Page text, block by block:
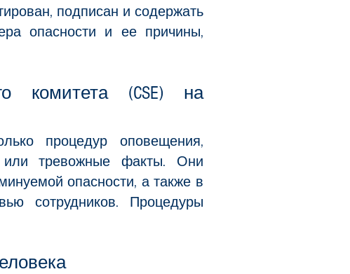
подписан и содержать
опасности и ее причины,
комитета (CSE) на
процедур оповещения,
или тревожные факты. Они
опасности, а также в
сотрудников. Процедуры